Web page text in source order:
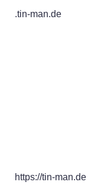
.tin-man.de
https://tin-man.de